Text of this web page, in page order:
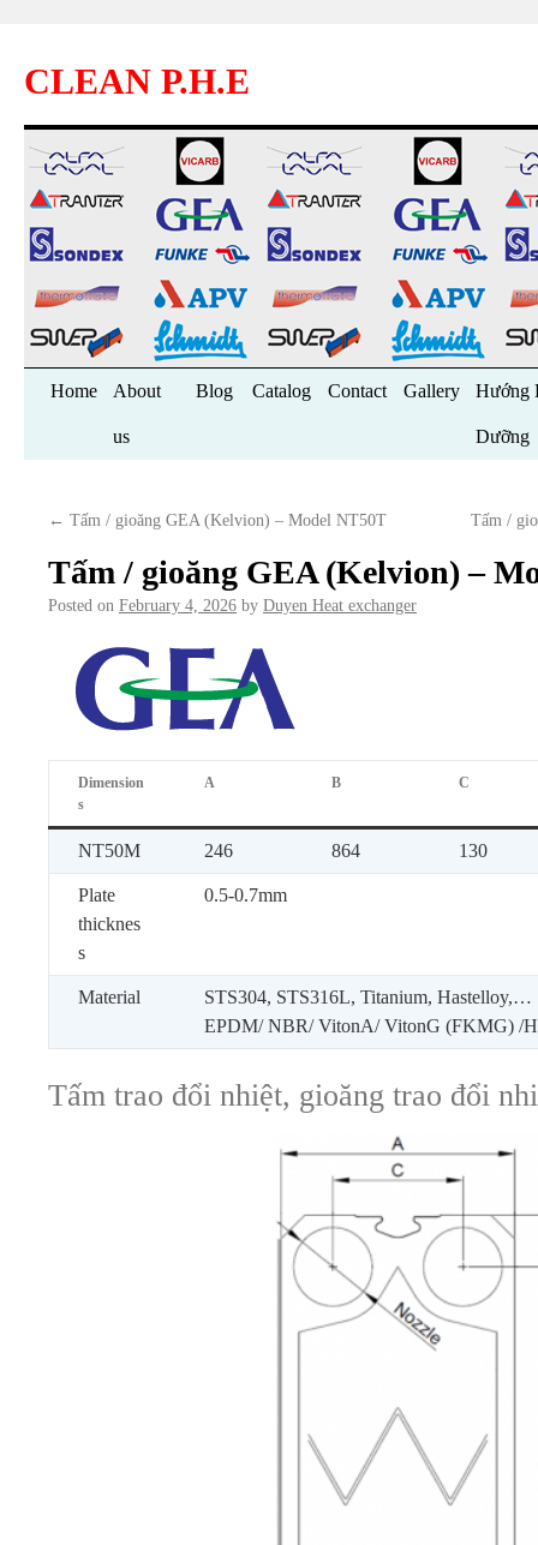
CLEAN P.H.E
Skip
Home About
us
Blog Catalog Contact Gallery Hướng
Dưỡng
← Tấm / gioăng GEA (Kelvion) – Model NT50T Tấm /
Tấm / gioăng GEA (Kelvion) –
Posted on February 4, 2026 by Duyen Heat exchanger
Dimension
s
A B C
NT50M 246 864 130
Plate
thicknes
s
0.5-0.7mm
Material
STS304, STS316L, Titanium, Hastelloy,…
EPDM/ NBR/ VitonA/ VitonG (FKMG) /
Tấm trao đổi nhiệt, gioăng trao đổi